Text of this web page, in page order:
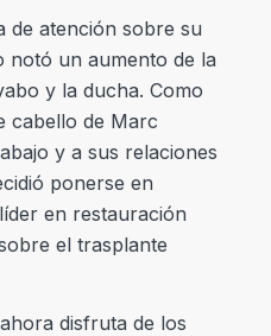
de atención sobre su
notó un aumento de la
y la ducha. Como
cabello de Marc
y a sus relaciones
ponerse en
en restauración
el trasplante
disfruta de los